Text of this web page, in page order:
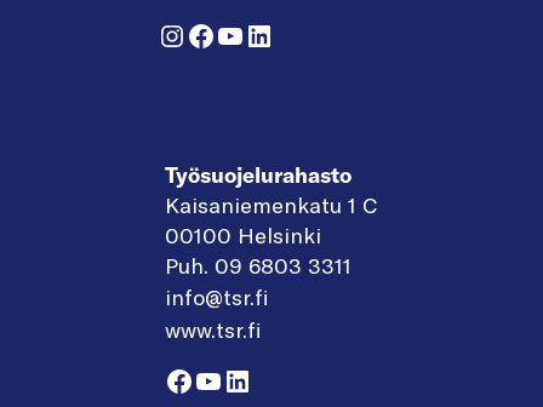
Instagram
Facebook
YouTube
LinkedIn
Työsuojelurahasto
Kaisaniemenkatu 1 C
00100 Helsinki
Puh. 09 6803 3311
info@tsr.fi
www.tsr.fi
Facebook
YouTube
LinkedIn